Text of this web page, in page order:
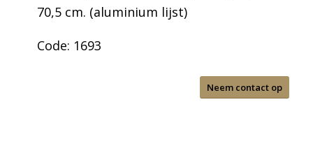
70,5 cm. (aluminium lijst)
Code: 1693
Neem contact op